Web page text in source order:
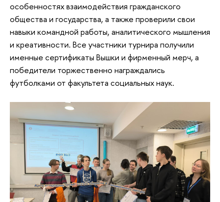
особенностях взаимодействия гражданского
общества и государства, а также проверили свои
навыки командной работы, аналитического мышления
и креативности. Все участники турнира получили
именные сертификаты Вышки и фирменный мерч, а
победители торжественно награждались
футболками от факультета социальных наук.